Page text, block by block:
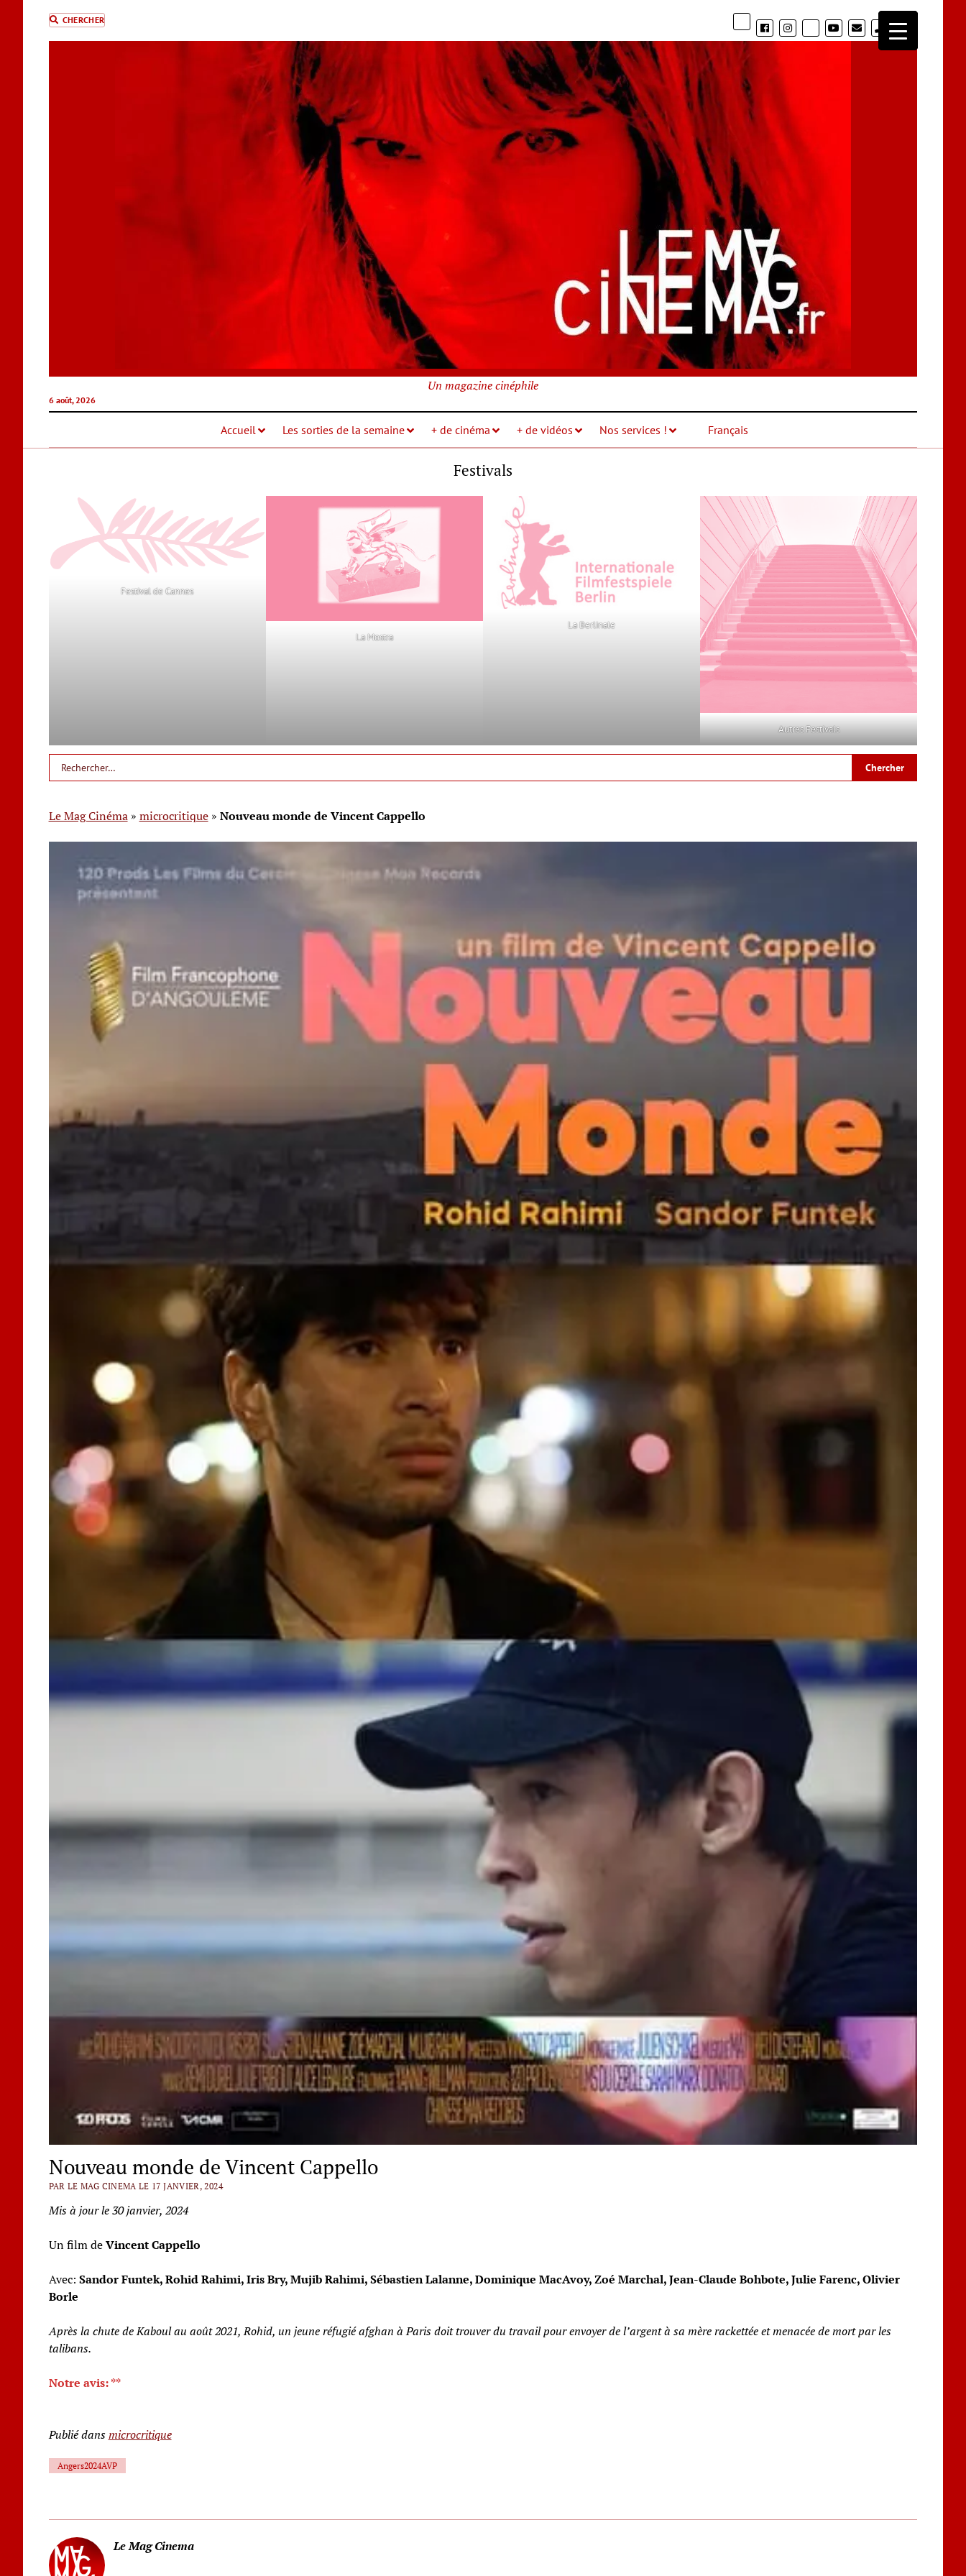
CHERCHER phone
6 août, 2026
Un magazine cinéphile
Accueil Les sorties de la semaine + de cinéma + de vidéos Nos services ! Français
Festivals
Festival de Cannes
La Mostra
La Berlinale
Autres Festivals
Le Mag Cinéma» microcritique» Nouveau monde de Vincent Cappello
Nouveau monde de Vincent Cappello
PAR LE MAG CINEMA LE 17 JANVIER, 2024
Mis à jour le 30 janvier, 2024
Un film deVincent Cappello
Avec: Sandor Funtek, Rohid Rahimi, Iris Bry, Mujib Rahimi, Sébastien Lalanne, Dominique MacAvoy, Zoé Marchal, Jean-Claude Bohbote, Julie Farenc, Olivier
Borle
Après la chute de Kaboul au août 2021, Rohid, un jeune réfugié afghan à Paris doit trouver du travail pour envoyer de l’argent à sa mère rackettée et menacée de mort par les
talibans.
Notre avis: **
Publié dans microcritique
Angers2024AVP
Le Mag Cinema